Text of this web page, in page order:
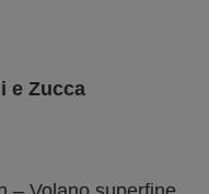
e Zucca